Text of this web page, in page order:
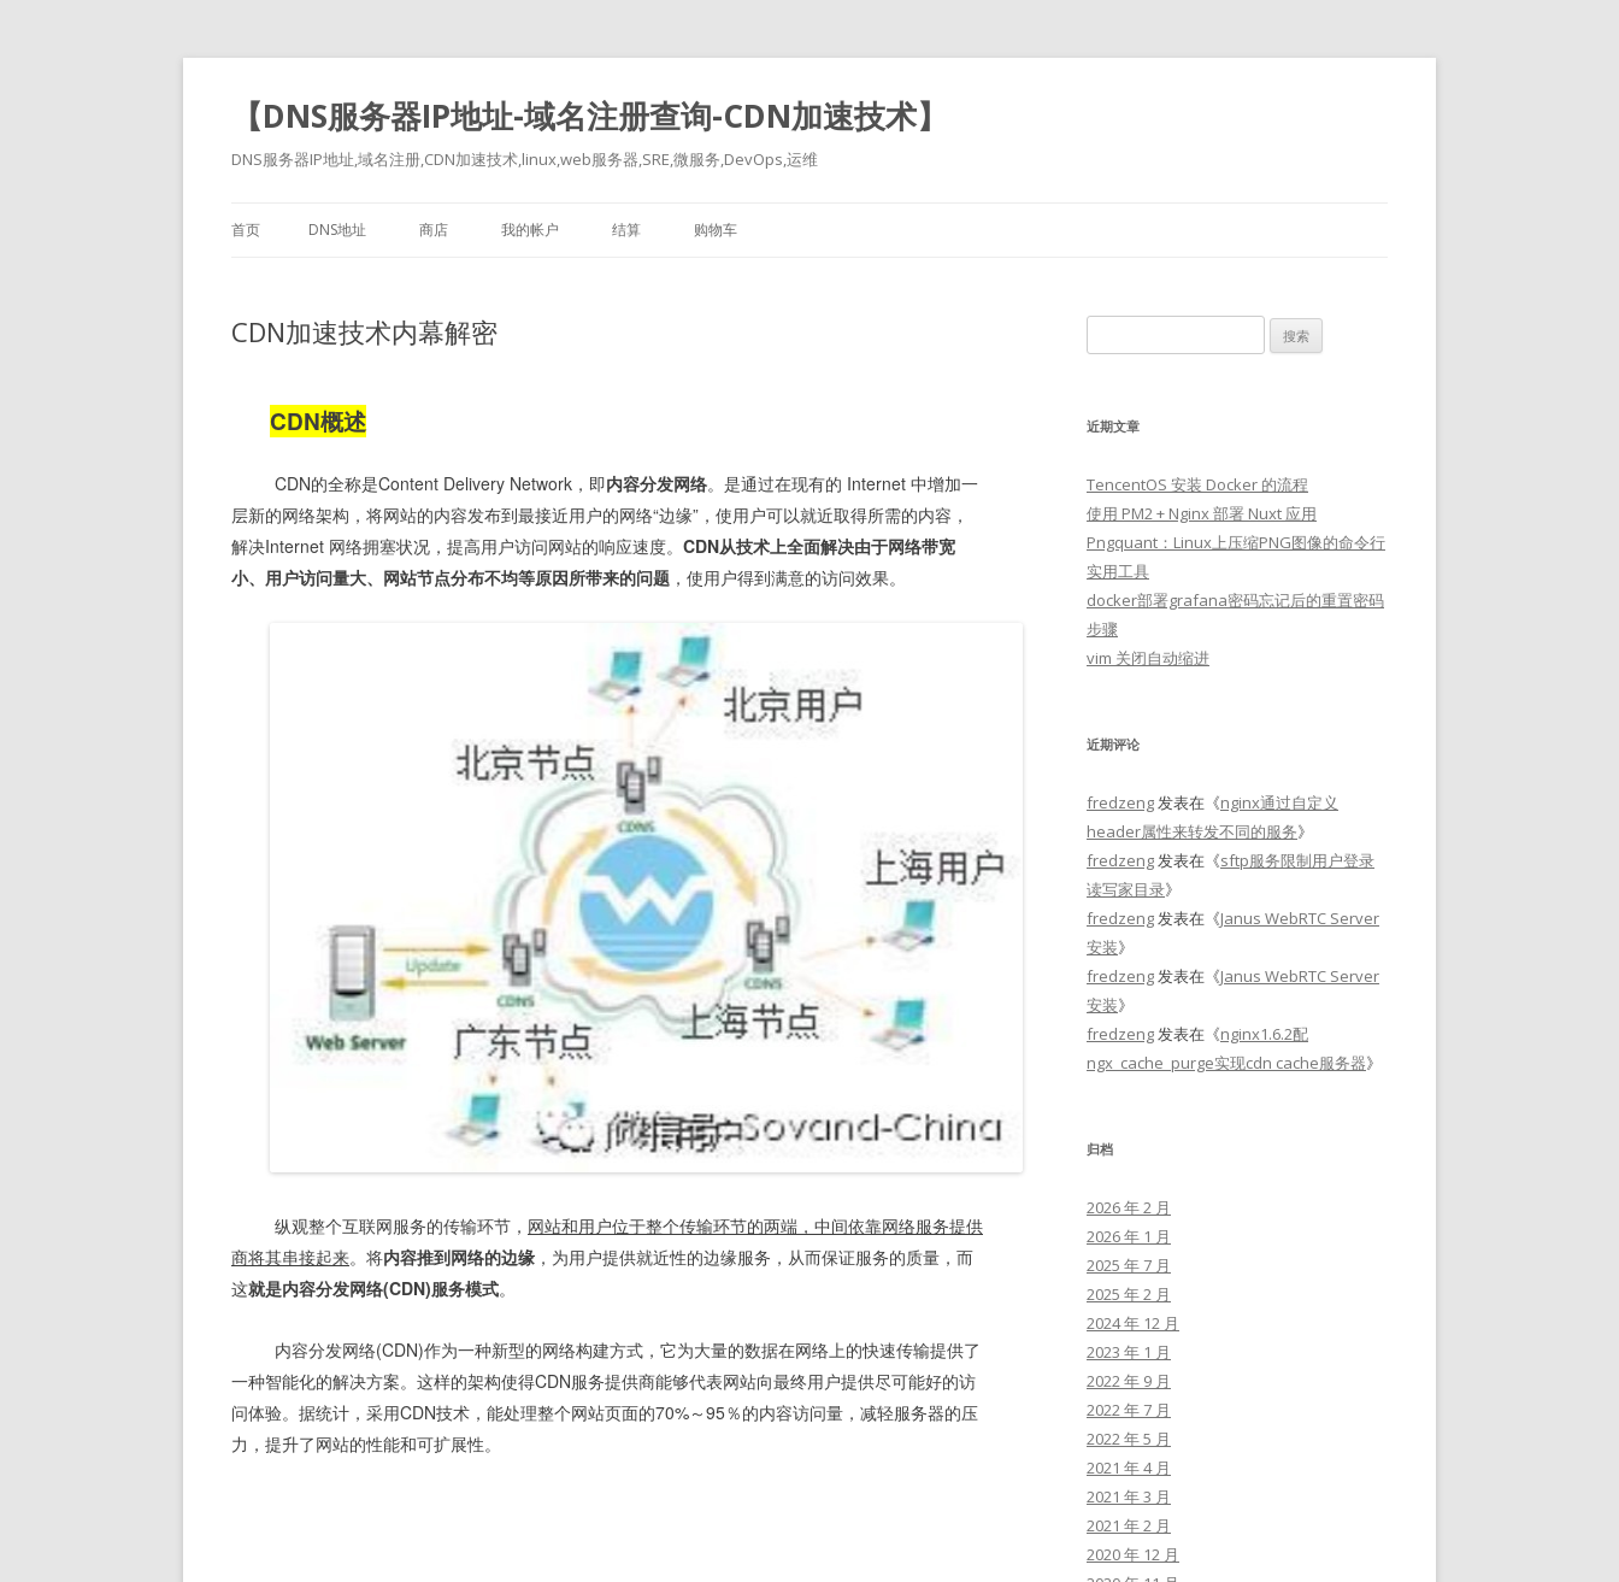
【DNS服务器IP地址-域名注册查询-CDN加速技术】
DNS服务器IP地址,域名注册,CDN加速技术,linux,web服务器,SRE,微服务,DevOps,运维
首页 DNS地址 商店 我的帐户 结算 购物车
CDN加速技术内幕解密
CDN概述
CDN的全称是Content Delivery Network，即内容分发网络。是通过在现有的 Internet 中增加一
层新的网络架构，将网站的内容发布到最接近用户的网络“边缘”，使用户可以就近取得所需的内容，
解决Internet 网络拥塞状况，提高用户访问网站的响应速度。 CDN从技术上全面解决由于网络带宽
小、用户访问量大、网站节点分布不均等原因所带来的问题 ，使用户得到满意的访问效果。
纵观整个互联网服务的传输环节， 网站和用户位于整个传输环节的两端，中间依靠网络服务提供
商将其串接起来。将内容推到网络的边缘 ，为用户提供就近性的边缘服务，从而保证服务的质量，而
这就是内容分发网络(CDN)服务模式。
内容分发网络(CDN)作为一种新型的网络构建方式，它为大量的数据在网络上的快速传输提供了
一种智能化的解决方案。这样的架构使得CDN服务提供商能够代表网站向最终用户提供尽可能好的访
问体验。据统计，采用CDN技术，能处理整个网站页面的70%～95％的内容访问量，减轻服务器的压
力，提升了网站的性能和可扩展性。
索：
近期文章
TencentOS 安装 Docker 的流程
使用 PM2 + Nginx 部署 Nuxt 应用
Pngquant：Linux上压缩PNG图像的命令行
实用工具
docker部署grafana密码忘记后的重置密码
步骤
vim 关闭自动缩进
近期评论
fredzeng发表在《nginx通过自定义
header属性来转发不同的服务》
fredzeng发表在《sftp服务限制用户登录
读写家目录》
fredzeng发表在《Janus WebRTC Server
安装》
fredzeng发表在《Janus WebRTC Server
安装》
fredzeng发表在《nginx1.6.2配
ngx_cache_purge实现cdn cache服务器》
归档
2026 年 2 月
2026 年 1 月
2025 年 7 月
2025 年 2 月
2024 年 12 月
2023 年 1 月
2022 年 9 月
2022 年 7 月
2022 年 5 月
2021 年 4 月
2021 年 3 月
2021 年 2 月
2020 年 12 月